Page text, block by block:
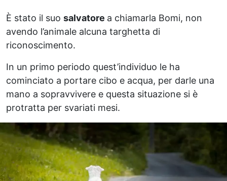
È stato il suo salvatore a chiamarla Bomi, non
avendo l’animale alcuna targhetta di
riconoscimento.
In un primo periodo quest’individuo le ha
cominciato a portare cibo e acqua, per darle una
mano a sopravvivere e questa situazione si è
protratta per svariati mesi.